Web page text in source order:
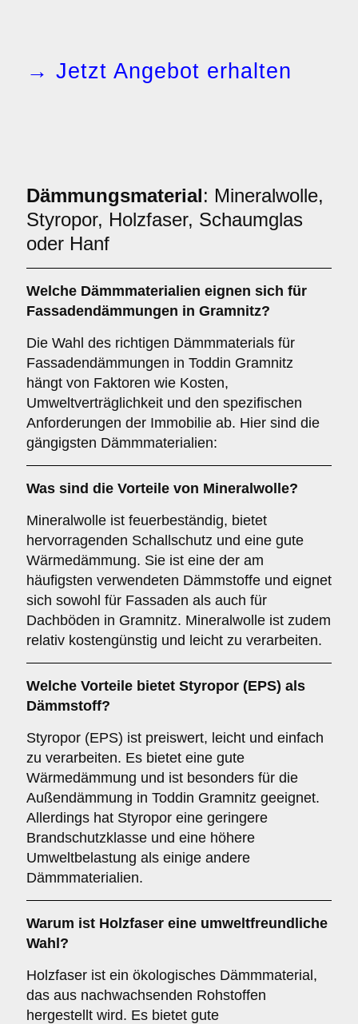
→ Jetzt Angebot erhalten
Dämmungsmaterial: Mineralwolle,
Styropor, Holzfaser, Schaumglas
oder Hanf
Welche Dämmmaterialien eignen sich für
Fassadendämmungen in Gramnitz?
Die Wahl des richtigen Dämmmaterials für
Fassadendämmungen in Toddin Gramnitz
hängt von Faktoren wie Kosten,
Umweltverträglichkeit und den spezifischen
Anforderungen der Immobilie ab. Hier sind die
gängigsten Dämmmaterialien:
Was sind die Vorteile von Mineralwolle?
Mineralwolle ist feuerbeständig, bietet
hervorragenden Schallschutz und eine gute
Wärmedämmung. Sie ist eine der am
häufigsten verwendeten Dämmstoffe und eignet
sich sowohl für Fassaden als auch für
Dachböden in Gramnitz. Mineralwolle ist zudem
relativ kostengünstig und leicht zu verarbeiten.
Welche Vorteile bietet Styropor (EPS) als
Dämmstoff?
Styropor (EPS) ist preiswert, leicht und einfach
zu verarbeiten. Es bietet eine gute
Wärmedämmung und ist besonders für die
Außendämmung in Toddin Gramnitz geeignet.
Allerdings hat Styropor eine geringere
Brandschutzklasse und eine höhere
Umweltbelastung als einige andere
Dämmmaterialien.
Warum ist Holzfaser eine umweltfreundliche
Wahl?
Holzfaser ist ein ökologisches Dämmmaterial,
das aus nachwachsenden Rohstoffen
hergestellt wird. Es bietet gute